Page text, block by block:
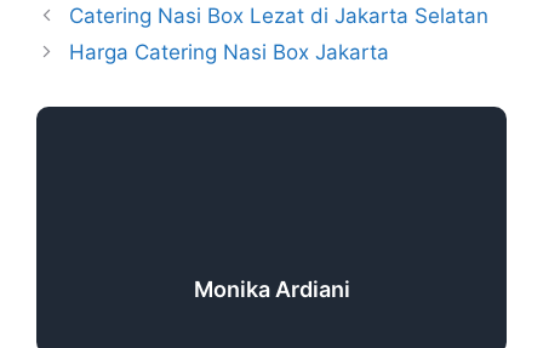
Catering Nasi Box Lezat di Jakarta Selatan
Harga Catering Nasi Box Jakarta
Monika Ardiani